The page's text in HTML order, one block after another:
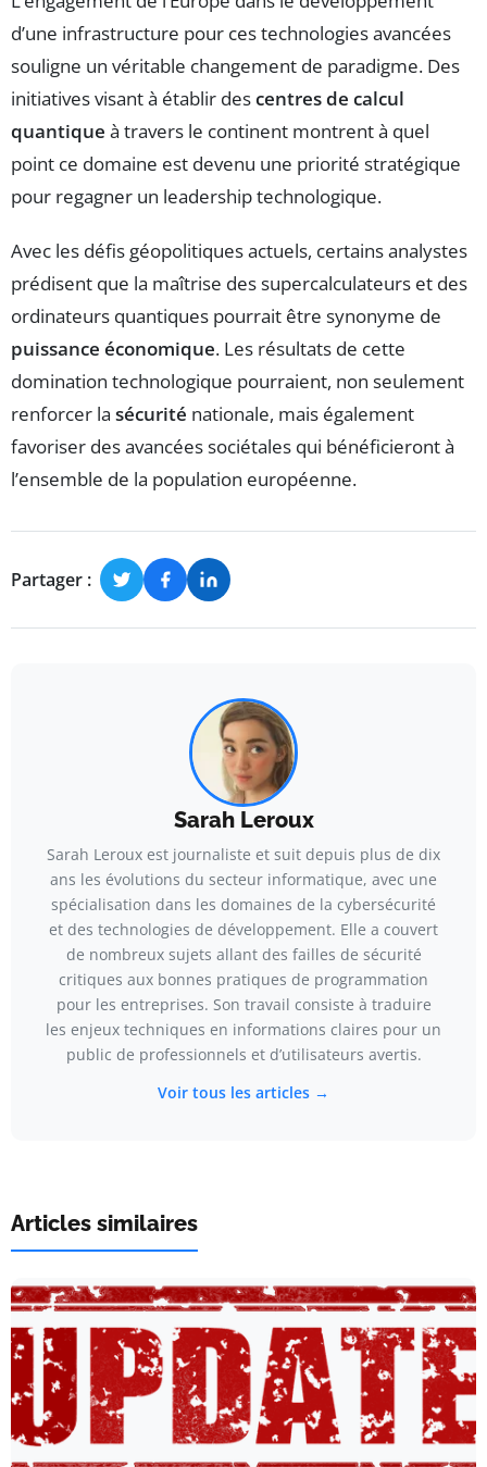
d’une infrastructure pour ces technologies avancées
souligne un véritable changement de paradigme. Des
initiatives visant à établir descentres de calcul
quantique à travers le continent montrent à quel
point ce domaine est devenu une priorité stratégique
pour regagner un leadership technologique.
Avec les défis géopolitiques actuels, certains analystes
prédisent que la maîtrise des supercalculateurs et des
ordinateurs quantiques pourrait être synonyme de
puissance économique. Les résultats de cette
domination technologique pourraient, non seulement
renforcer la sécurité nationale, mais également
favoriser des avancées sociétales qui bénéficieront à
l’ensemble de la population européenne.
Partager :
Sarah Leroux
Sarah Leroux est journaliste et suit depuis plus de dix
ans les évolutions du secteur informatique, avec une
spécialisation dans les domaines de la cybersécurité
et des technologies de développement. Elle a couvert
de nombreux sujets allant des failles de sécurité
critiques aux bonnes pratiques de programmation
pour les entreprises. Son travail consiste à traduire
les enjeux techniques en informations claires pour un
public de professionnels et d’utilisateurs avertis.
Voir tous les articles →
Articles similaires